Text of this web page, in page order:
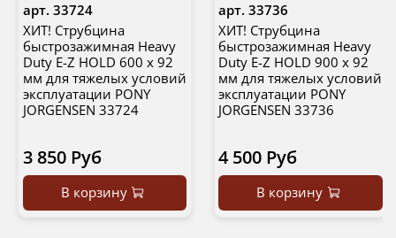
арт. 33724
ХИТ! Струбцина
быстрозажимная Heavy
Duty E-Z HOLD 600 х 92
мм для тяжелых условий
эксплуатации PONY
JORGENSEN 33724
3 850 Руб
В корзину
арт. 33736
ХИТ! Струбцина
быстрозажимная Heavy
Duty E-Z HOLD 900 х 92
мм для тяжелых условий
эксплуатации PONY
JORGENSEN 33736
4 500 Руб
В корзину